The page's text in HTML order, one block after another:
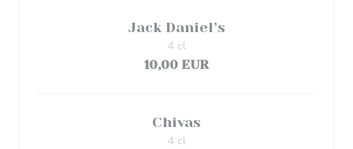
Jack Daniel’s
10,00 EUR
4 cl
Chivas
4 cl